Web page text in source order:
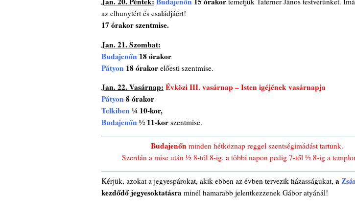
az elhunytért és családjáért!
17 órakor szentmise.
Jan. 21. Szombat:
Budajenőn 18 órakor
Pátyon 18 órakor előesti szentmise.
Jan. 22. Vasárnap: Évközi III. vasárnap – Isten igéjének vasárnapja
Pátyon8 órakor
Telkiben¼ 10-kor,
Budajenőn½ 11-kor szentmise.
Budajenőn minden hétköznap reggel szentségimádást tartunk.
Szerdán a mise után ½ 8-tól 8-ig, a többi napon pedig 7-től ½ 8-ig a
Kérjük, azokat a jegyespárokat, akik ebben az évben tervezik házasságukat, a
kezdődő jegyesoktatásra minél hamarabb jelentkezzenek Gábor atyánál!